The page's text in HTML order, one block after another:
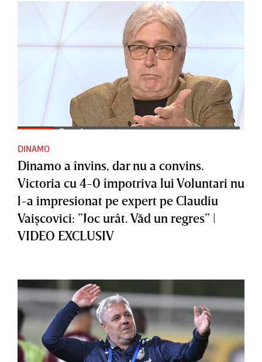
DINAMO
Dinamo a învins, dar nu a convins.
Victoria cu 4-0 împotriva lui Voluntari nu
l-a impresionat pe expert pe Claudiu
Vaişcovici: ”Joc urât. Văd un regres” |
VIDEO EXCLUSIV